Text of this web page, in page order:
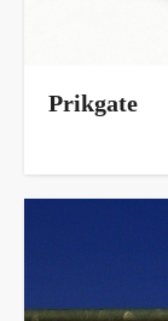
Prikgate